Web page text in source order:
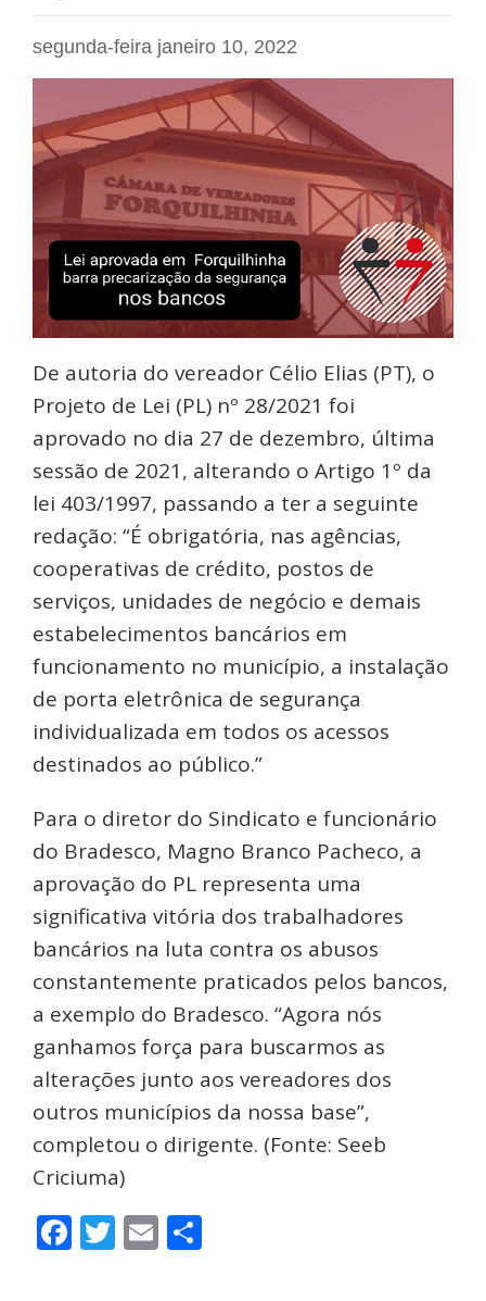
segunda-feira janeiro 10, 2022
De autoria do vereador Célio Elias (PT), o
Projeto de Lei (PL) nº 28/2021 foi
aprovado no dia 27 de dezembro, última
sessão de 2021, alterando o Artigo 1º da
lei 403/1997, passando a ter a seguinte
redação: “É obrigatória, nas agências,
cooperativas de crédito, postos de
serviços, unidades de negócio e demais
estabelecimentos bancários em
funcionamento no município, a instalação
de porta eletrônica de segurança
individualizada em todos os acessos
destinados ao público.”
Para o diretor do Sindicato e funcionário
do Bradesco, Magno Branco Pacheco, a
aprovação do PL representa uma
significativa vitória dos trabalhadores
bancários na luta contra os abusos
constantemente praticados pelos bancos,
a exemplo do Bradesco. “Agora nós
ganhamos força para buscarmos as
alterações junto aos vereadores dos
outros municípios da nossa base”,
completou o dirigente. (Fonte: Seeb
Criciuma)
Facebook
Twitter
Email